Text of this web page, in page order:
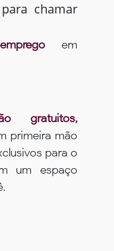
chamar
em
gratuitos,
primeira mão
para o
um espaço